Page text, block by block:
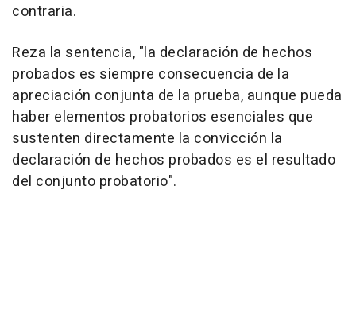
contraria.
Reza la sentencia, "la declaración de hechos
probados es siempre consecuencia de la
apreciación conjunta de la prueba, aunque pueda
haber elementos probatorios esenciales que
sustenten directamente la convicción la
declaración de hechos probados es el resultado
del conjunto probatorio".